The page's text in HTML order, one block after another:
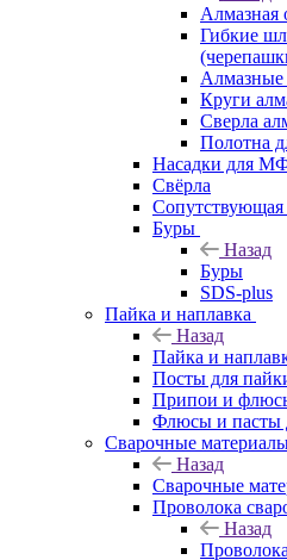
Алмазная
Гибкие
Круги
Сверла
Полотна
Насадки для
Свёрла
Сопутствующая
Буры
Назад
Буры
SDS-plus
Пайка и наплавка
Назад
Пайка и
Посты для
Припои и
Флюсы и пасты
Сварочные
Назад
Сварочные
Проволока
Назад